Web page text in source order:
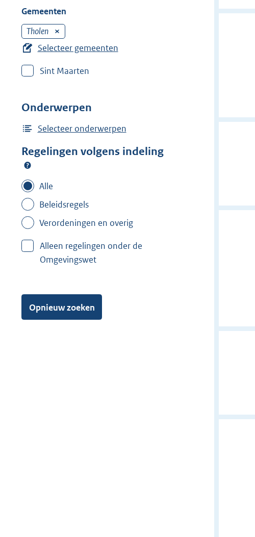
Gemeenten
Tholen
e
w
d
e
f
l
e
r
T
h
l
e
n
Selecteer gemeenten
Sint Maarten
Onderwerpen
Selecteer onderwerpen
Regelingen volgens indeling
Alle
Beleidsregels
Verordeningen en overig
Alleen regelingen onder de
Omgevingswet
Opnieuw zoeken